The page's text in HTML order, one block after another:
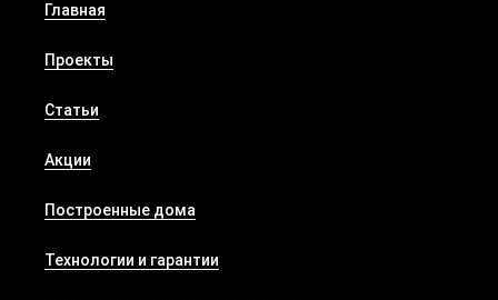
Главная
Проекты
Статьи
Акции
Построенные дома
Технологии и гарантии